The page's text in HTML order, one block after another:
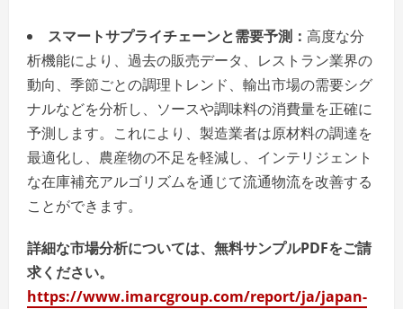
スマートサプライチェーンと需要予測： 高度な分
析機能により、過去の販売データ、レストラン業界の
動向、季節ごとの調理トレンド、輸出市場の需要シグ
ナルなどを分析し、ソースや調味料の消費量を正確に
予測します。これにより、製造業者は原材料の調達を
最適化し、農産物の不足を軽減し、インテリジェント
な在庫補充アルゴリズムを通じて流通物流を改善する
ことができます。
詳細な市場分析については、無料サンプルPDFをご請
求ください。
https://www.imarcgroup.com/report/ja/japan-